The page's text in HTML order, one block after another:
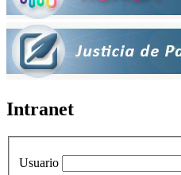
Intranet
Usuario